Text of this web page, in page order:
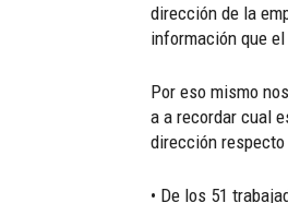
dirección de la
información que
Por eso mismo
a a recordar cual
dirección respecto
• De los 51